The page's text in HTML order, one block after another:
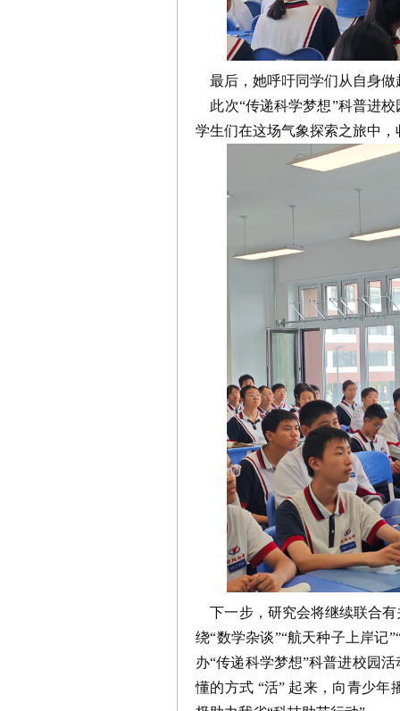
最后，她呼吁同学们从自身做
此次“传递科学梦想”科普进校
学生们在这场气象探索之旅中
下一步，研究会将继续联合有
绕“数学杂谈”“航天种子上岸记
办“传递科学梦想”科普进校园
懂的方式 “活” 起来，向青少